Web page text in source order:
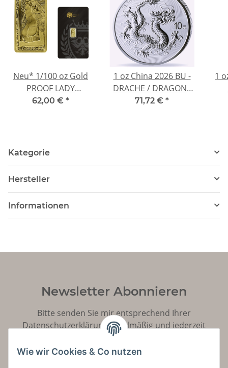
Neu* 1/100 oz Gold
PROOF LADY
GERMANIA 2026
62,00 € *
1 oz China 2026 BU -
DRACHE / DRAGON -
Tang Dynasty &
71,72 € *
1
Kategorie
Hersteller
Informationen
Newsletter Abonnieren
Bitte senden Sie mir entsprechend Ihrer
Datenschutzerklärungregelmäßig und jederzeit
widerruflich Informationen zu Ihrem Produktsortiment
per E-Mail zu.
Wie wir Cookies & Co nutzen